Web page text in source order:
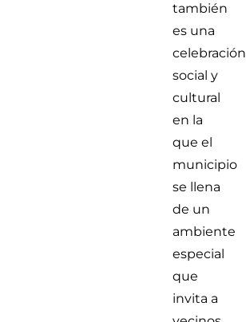
también
es una
celebración
social y
cultural
en la
que el
municipio
se llena
de un
ambiente
especial
que
invita a